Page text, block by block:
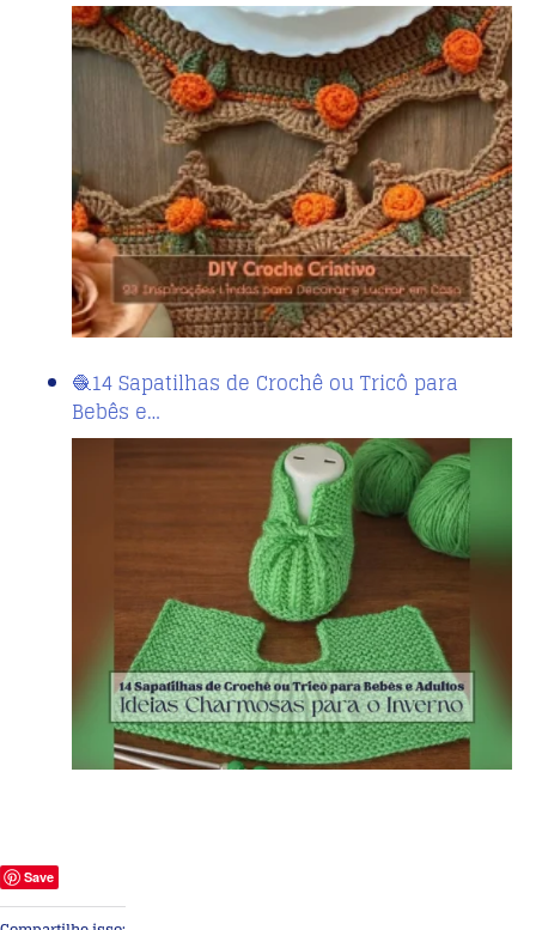
🧶14 Sapatilhas de Crochê ou Tricô para
Bebês e…
Save